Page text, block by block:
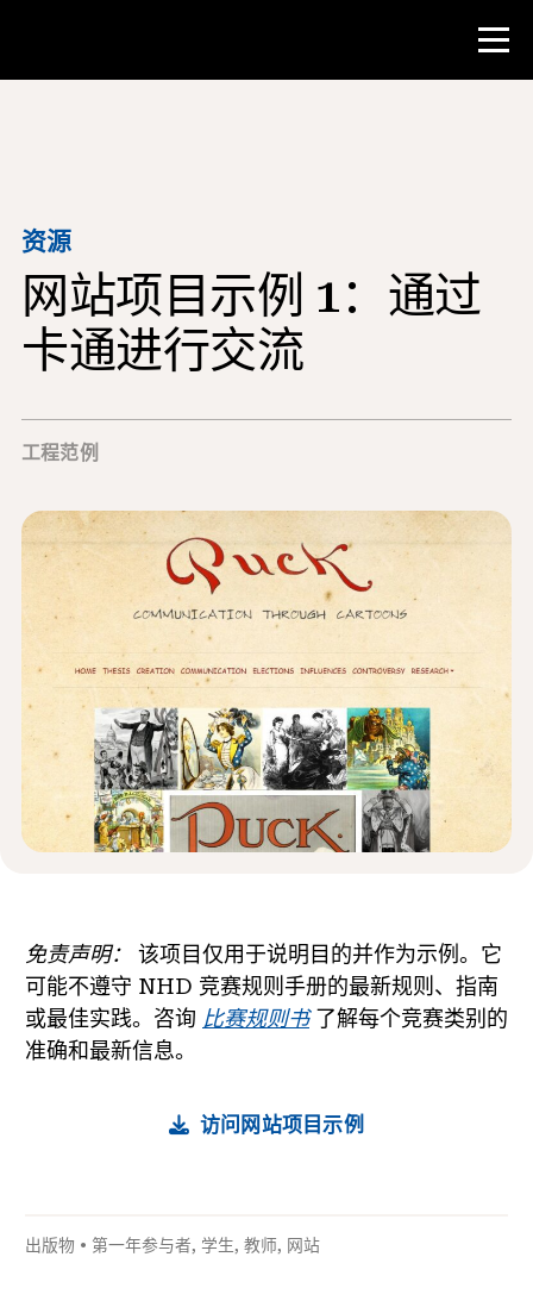
教师资源
课堂工具
培训班
研究所
教学研究技能
为 NHD 学生提供建议
新闻与事件
关于 NHD®
资源
网站项目示例 1：通过
卡通进行交流
工程范例
免责声明：
该项目仅用于说明目的并作为示例。它
可能不遵守 NHD 竞赛规则手册的最新规则、指南
或最佳实践。咨询 比赛规则书了解每个竞赛类别的
准确和最新信息。
访问网站项目示例
出版物 • 第一年参与者, 学生, 教师, 网站